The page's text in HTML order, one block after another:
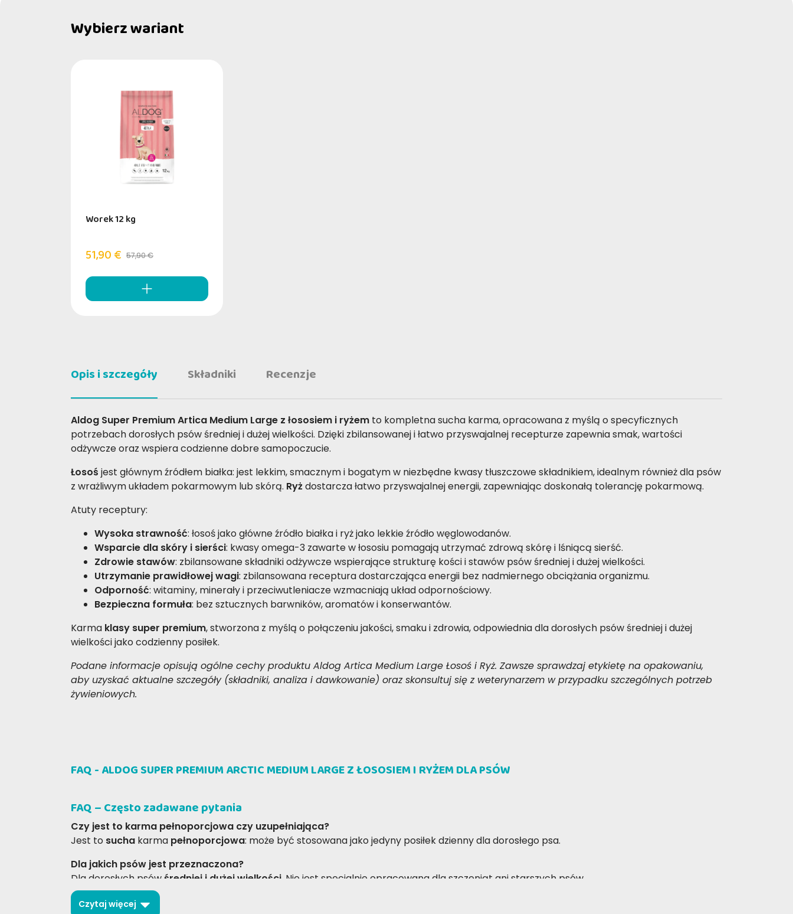
Wybierz wariant
Worek 12 kg
51,90 € 57,90 €
Opis i szczegóły Składniki Recenzje
Aldog Super Premium Artica Medium Large z łososiem i ryżem to kompletna sucha karma, opracowana z myślą o specyficznych
potrzebach dorosłych psów średniej i dużej wielkości. Dzięki zbilansowanej i łatwo przyswajalnej recepturze zapewnia smak, wartości
odżywcze oraz wspiera codzienne dobre samopoczucie.
Łosoś jest głównym źródłem białka: jest lekkim, smacznym i bogatym w niezbędne kwasy tłuszczowe składnikiem, idealnym również dla psów
z wrażliwym układem pokarmowym lub skórą. Ryż dostarcza łatwo przyswajalnej energii, zapewniając doskonałą tolerancję pokarmową.
Atuty receptury:
Wysoka strawność: łosoś jako główne źródło białka i ryż jako lekkie źródło węglowodanów.
Wsparcie dla skóry i sierści: kwasy omega-3 zawarte w łososiu pomagają utrzymać zdrową skórę i lśniącą sierść.
Zdrowie stawów: zbilansowane składniki odżywcze wspierające strukturę kości i stawów psów średniej i dużej wielkości.
Utrzymanie prawidłowej wagi: zbilansowana receptura dostarczająca energii bez nadmiernego obciążania organizmu.
Odporność: witaminy, minerały i przeciwutleniacze wzmacniają układ odpornościowy.
Bezpieczna formuła: bez sztucznych barwników, aromatów i konserwantów.
Karma klasy super premium, stworzona z myślą o połączeniu jakości, smaku i zdrowia, odpowiednia dla dorosłych psów średniej i dużej
wielkości jako codzienny posiłek.
Podane informacje opisują ogólne cechy produktu Aldog Artica Medium Large Łosoś i Ryż. Zawsze sprawdzaj etykietę na opakowaniu,
aby uzyskać aktualne szczegóły (składniki, analiza i dawkowanie) oraz skonsultuj się z weterynarzem w przypadku szczególnych potrzeb
żywieniowych.
FAQ - ALDOG SUPER PREMIUM ARCTIC MEDIUM LARGE Z ŁOSOSIEM I RYŻEM DLA PSÓW
FAQ – Często zadawane pytania
Czy jest to karma pełnoporcjowa czy uzupełniająca?
Jest to sucha karma pełnoporcjowa: może być stosowana jako jedyny posiłek dzienny dla dorosłego psa.
Dla jakich psów jest przeznaczona?
Dla dorosłych psówśredniej i dużej wielkości . Nie jest specjalnie opracowana dla szczeniąt ani starszych psów.
Jakie jest główne źródło białka?
Czytaj więcej